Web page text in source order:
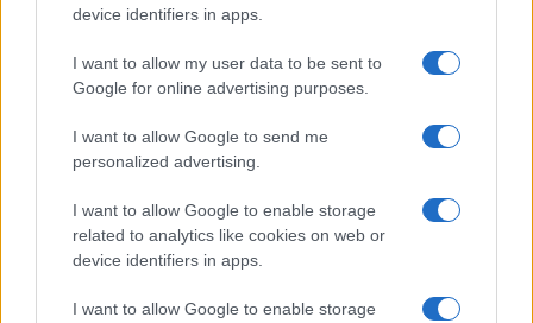
device identifiers in apps.
I want to allow my user data to be sent to
Google for online advertising purposes.
I want to allow Google to send me
personalized advertising.
I want to allow Google to enable storage
related to analytics like cookies on web or
device identifiers in apps.
I want to allow Google to enable storage
FUORI PORTA